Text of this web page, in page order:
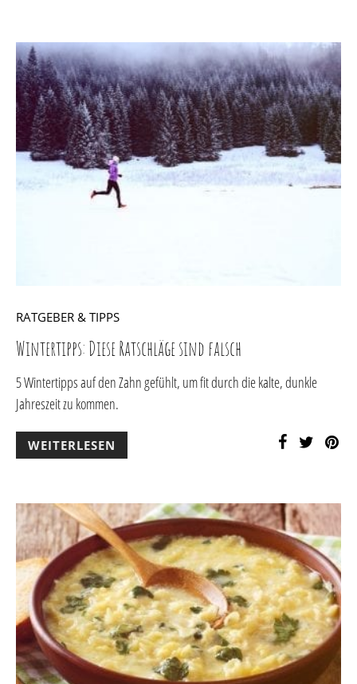
RATGEBER & TIPPS
Wintertipps: Diese Ratschläge sind falsch
5 Wintertipps auf den Zahn gefühlt, um fit durch die kalte, dunkle
Jahreszeit zu kommen.
WEITERLESEN